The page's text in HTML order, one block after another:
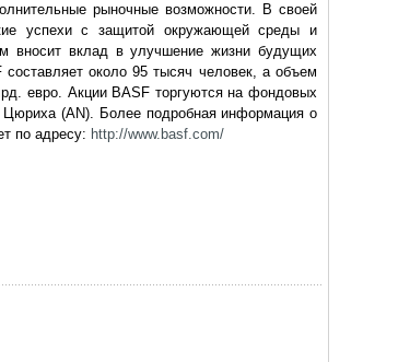
рыночные возможности. В своей
успехи с защитой окружающей среды и
вносит вклад в улучшение жизни будущих
около 95 тысяч человек, а объем
евро. Акции BASF торгуются на фондовых
(AN). Более подробная информация о
по адресу: http://www.basf.com/